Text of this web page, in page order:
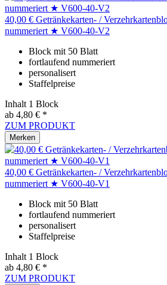
40,00 € Getränkekarten- /
nummeriert ★ V600-40-V2
Block mit 50 Blatt
fortlaufend nummeriert
personalisert
Staffelpreise
Inhalt 1 Block
ab 4,80 € *
ZUM PRODUKT
Merken
40,00 € Getränkekarten- /
nummeriert ★ V600-40-V1
Block mit 50 Blatt
fortlaufend nummeriert
personalisert
Staffelpreise
Inhalt 1 Block
ab 4,80 € *
ZUM PRODUKT